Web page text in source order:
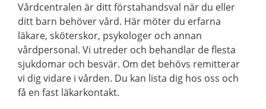
Vårdcentralen är ditt förstahandsval när du eller
ditt barn behöver vård. Här möter du erfarna
läkare, sköterskor, psykologer och annan
vårdpersonal. Vi utreder och behandlar de flesta
sjukdomar och besvär. Om det behövs remitterar
vi dig vidare i vården. Du kan lista dig hos oss och
få en fast läkarkontakt.